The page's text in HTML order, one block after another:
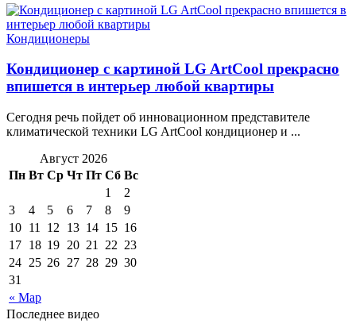
Кондиционеры
Кондиционер с картиной LG ArtCool прекрасно
впишется в интерьер любой квартиры
Сегодня речь пойдет об инновационном представителе
климатической техники LG ArtCool кондиционер и ...
Август 2026
Пн Вт Ср Чт Пт Сб Вс
« Мар
1
2
3
4 5 6 7 8
9
10 11 12 13 14 15 16
17 18 19 20 21 22 23
24 25 26 27 28 29 30
31
Последнее видео